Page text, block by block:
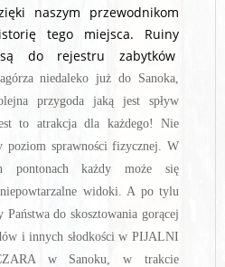
naszym przewodnikom
tego miejsca. Ruiny
do rejestru zabytków
niedaleko już do Sanoka,
przygoda jaką jest spływ
to atrakcja dla każdego! Nie
poziom sprawności fizycznej. W
pontonach każdy może się
widoki. A po tylu
Państwa do skosztowania gorącej
i innych słodkości w PIJALNI
w Sanoku, w trakcie